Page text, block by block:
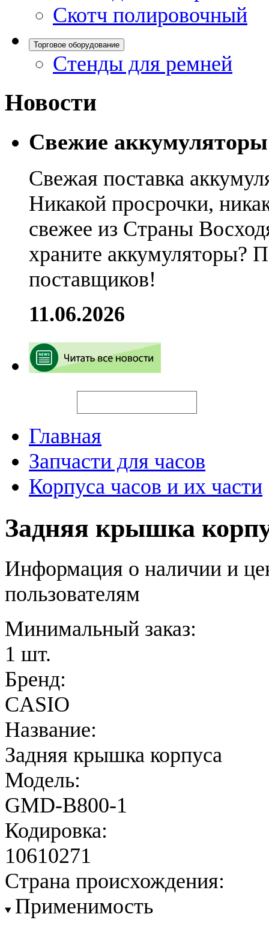
Скотч полировочный
Торговое оборудование
Стенды для ремней
Новости
Свежие
Свежая поставка
Никакой просрочки,
свежее из Страны
храните аккумуляторы?
поставщиков!
11.06.2026
Главная
Запчасти для часов
Корпуса часов и их части
Задняя крышка
Информация о наличии и
пользователям
Минимальный заказ:
1 шт.
Бренд:
CASIO
Название:
Задняя крышка корпуса
Модель:
GMD-B800-1
Кодировка:
10610271
Страна происхождения:
Применимость